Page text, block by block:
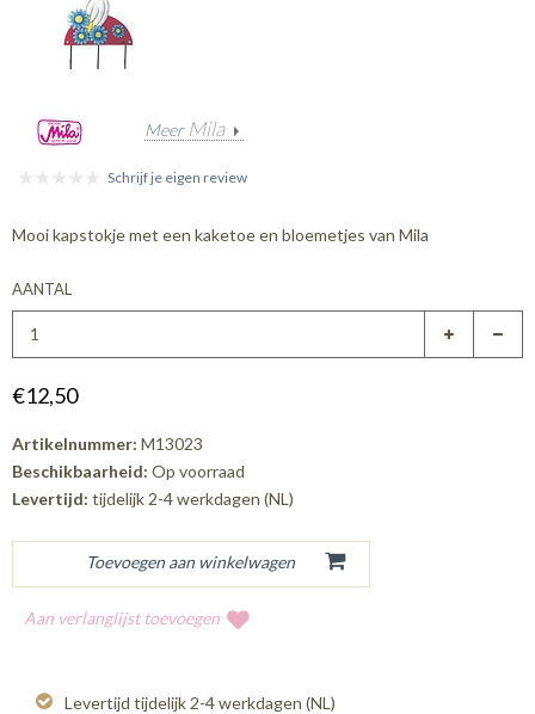
Meer Mila
Schrijf je eigen review
Mooi kapstokje met een kaketoe en bloemetjes van Mila
AANTAL
€12,50
Artikelnummer: M13023
Beschikbaarheid: Op voorraad
Levertijd: tijdelijk 2-4 werkdagen (NL)
Aan verlanglijst toevoegen
Levertijd tijdelijk 2-4 werkdagen (NL)